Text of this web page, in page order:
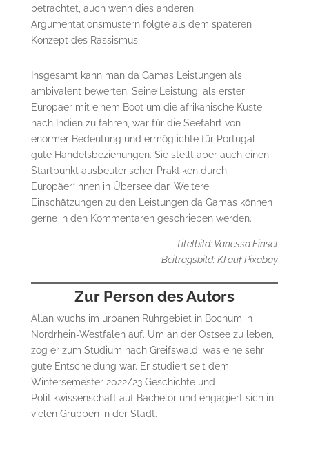
betrachtet, auch wenn dies anderen
Argumentationsmustern folgte als dem späteren
Konzept des Rassismus.
Insgesamt kann man da Gamas Leistungen als
ambivalent bewerten. Seine Leistung, als erster
Europäer mit einem Boot um die afrikanische Küste
nach Indien zu fahren, war für die Seefahrt von
enormer Bedeutung und ermöglichte für Portugal
gute Handelsbeziehungen. Sie stellt aber auch einen
Startpunkt ausbeuterischer Praktiken durch
Europäer*innen in Übersee dar. Weitere
Einschätzungen zu den Leistungen da Gamas können
gerne in den Kommentaren geschrieben werden.
Titelbild: Vanessa Finsel
Beitragsbild: KI auf Pixabay
Zur Person des Autors
Allan wuchs im urbanen Ruhrgebiet in Bochum in
Nordrhein-Westfalen auf. Um an der Ostsee zu leben,
zog er zum Studium nach Greifswald, was eine sehr
gute Entscheidung war. Er studiert seit dem
Wintersemester 2022/23 Geschichte und
Politikwissenschaft auf Bachelor und engagiert sich in
vielen Gruppen in der Stadt.